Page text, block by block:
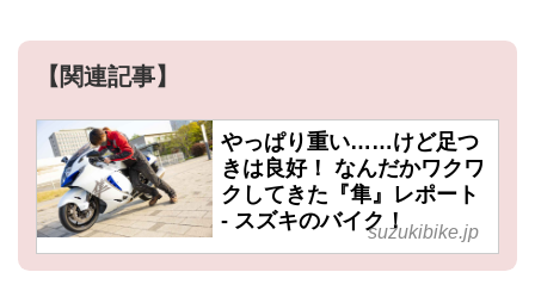
【関連記事】
やっぱり重い……けど足つ
きは良好！ なんだかワクワ
クしてきた『隼』レポート
- スズキのバイク！suzukibike.jp